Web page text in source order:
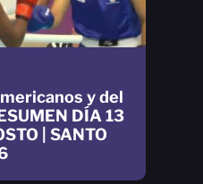
y del
DÍA 13
| SANTO